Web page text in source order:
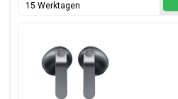
15 Werktagen